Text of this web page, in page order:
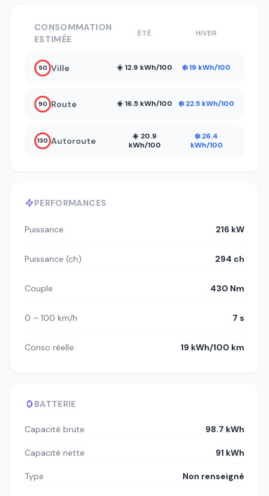
PERFORMANCES
Puissance 216 kW
Puissance (ch) 294 ch
Couple 430 Nm
0 – 100 km/h 7 s
Conso réelle 19 kWh/100 km
BATTERIE
Capacité brute 98.7 kWh
Capacité nette 91 kWh
Type Non renseigné
CONSOMMATION
ESTIMÉE
ÉTÉ HIVER
50 Ville ☀️ 12.9 kWh/100 ❄️ 19 kWh/100
90 Route ☀️ 16.5 kWh/100 ❄️ 22.5 kWh/100
130 Autoroute
☀️ 20.9
kWh/100
❄️ 26.4
kWh/100